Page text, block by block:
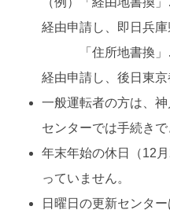
経由申請し、即日兵
「住所地書換」…
経由申請し、後日東
一般運転者の方は、
センターでは手続きで
年末年始の休日（12
っていません。
日曜日の更新センタ